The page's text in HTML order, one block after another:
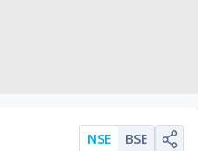
NSE BSE